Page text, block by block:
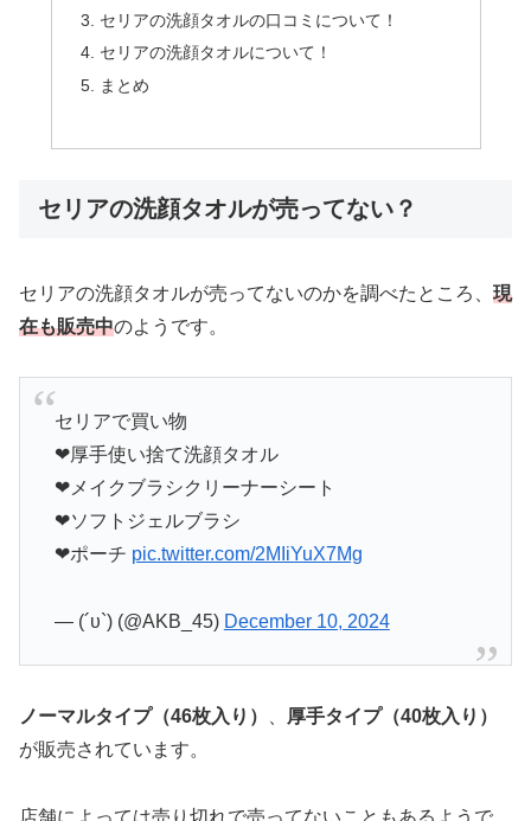
セリアの洗顔タオルの口コミについて！
セリアの洗顔タオルについて！
まとめ
セリアの洗顔タオルが売ってない？
セリアの洗顔タオルが売ってないのかを調べたところ、 現
在も販売中のようです。
セリアで買い物
❤︎厚手使い捨て洗顔タオル
❤︎メイクブラシクリーナーシート
❤︎ソフトジェルブラシ
❤︎ポーチ pic.twitter.com/2MIiYuX7Mg
— (´υ`) (@AKB_45) December 10, 2024
ノーマルタイプ（46枚入り）
厚手タイプ（40枚入り）
が販売されています。
店舗によっては売り切れで売ってないこともあるようで